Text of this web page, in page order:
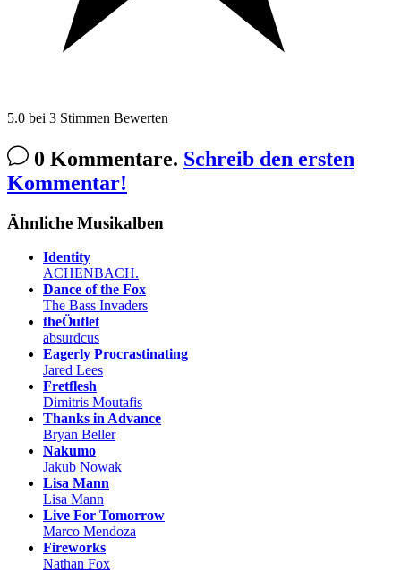
5.0 bei 3 Stimmen Bewerten
0 Kommentare. Schreib den ersten
Kommentar!
Ähnliche Musikalben
Identity
ACHENBACH.
Dance of the Fox
The Bass Invaders
theÖutlet
absurdcus
Eagerly Procrastinating
Jared Lees
Fretflesh
Dimitris Moutafis
Thanks in Advance
Bryan Beller
Nakumo
Jakub Nowak
Lisa Mann
Lisa Mann
Live For Tomorrow
Marco Mendoza
Fireworks
Nathan Fox